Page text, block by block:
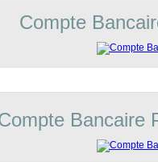
Compte
Bancaire